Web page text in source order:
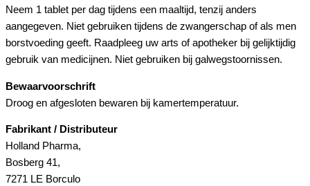
Neem 1 tablet per dag tijdens een maaltijd, tenzij anders
aangegeven. Niet gebruiken tijdens de zwangerschap of als men
borstvoeding geeft. Raadpleeg uw arts of apotheker bij gelijktijdig
gebruik van medicijnen. Niet gebruiken bij galwegstoornissen.
Bewaarvoorschrift
Droog en afgesloten bewaren bij kamertemperatuur.
Fabrikant / Distributeur
Holland Pharma,
Bosberg 41,
7271 LE Borculo